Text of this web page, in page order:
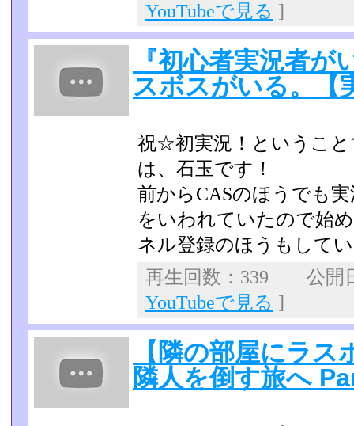
YouTubeで見る ]
『初心者実況者
スボスがいる。【
祝☆初実況！というこ
は、石玉です！
前からCASのほうでも
をいわれていたので始
ネル登録のほうもして
再生回数：339 公開
YouTubeで見る ]
【隣の部屋にラ
隣人を倒す旅へ